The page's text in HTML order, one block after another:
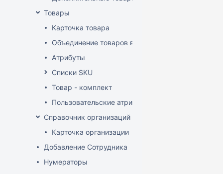
Товары
Карточка товара
Объединение товаров в один (Слияние товаров)
Атрибуты
Списки SKU
Товар - комплект
Пользовательские атрибуты
Справочник организаций
Карточка организации
Добавление Сотрудника
Нумераторы